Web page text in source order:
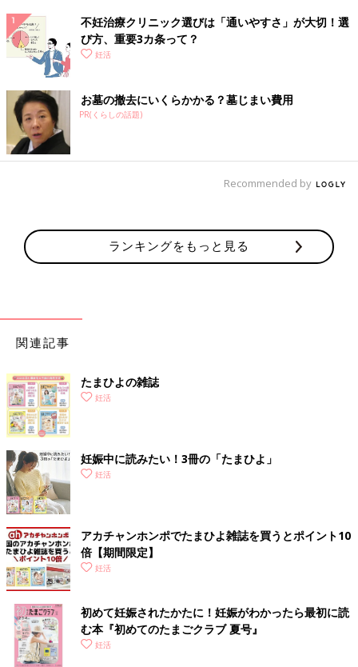
不妊治療クリニック選びは「通いやすさ」が大切！選
び方、重要3カ条って？
妊活
お墓の撤去にいくらかかる？墓じまい費用
PR(くらしの話題)
Recommended by
ランキングをもっと見る
関連記事
たまひよの雑誌
妊活
妊娠中に読みたい！3冊の「たまひよ」
妊活
アカチャンホンポでたまひよ雑誌を買うとポイント10
倍【期間限定】
妊活
初めて妊娠されたかたに！妊娠がわかったら最初に読
む本『初めてのたまごクラブ 夏号』
妊活